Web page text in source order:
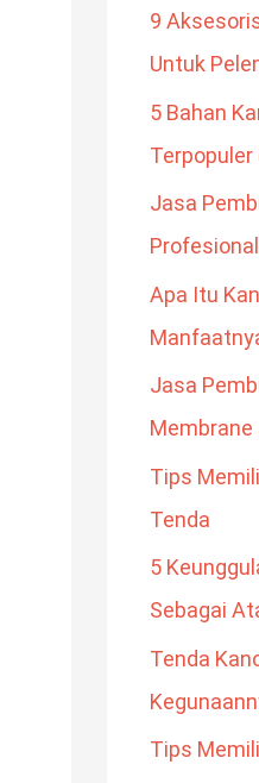
9
Untuk
5 Bahan
Terpopuler
Jasa
Profesional
Apa Itu
Jasa
Membrane
Tips
Tenda
5
Sebagai
Tenda
Tips